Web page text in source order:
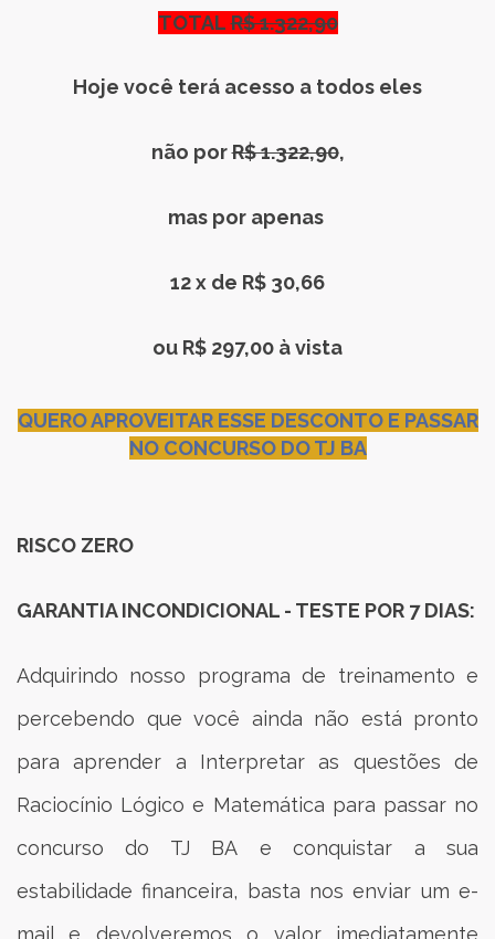
TOTALR$ 1.322,90
Hoje você terá acesso a todos eles
não porR$ 1.322,90,
mas por apenas
12 x de R$ 30,66
ou R$ 297,00 à vista
QUERO APROVEITAR ESSE DESCONTO E PASSAR
NO CONCURSO DO TJ BA
RISCO ZERO
GARANTIA INCONDICIONAL - TESTE POR 7 DIAS:
Adquirindo nosso programa de treinamento e
percebendo que você ainda não está pronto
para aprender a Interpretar as questões de
Raciocínio Lógico e Matemática para passar no
concurso do TJ BA e conquistar a sua
estabilidade financeira, basta nos enviar um e-
mail e devolveremos o valor imediatamente